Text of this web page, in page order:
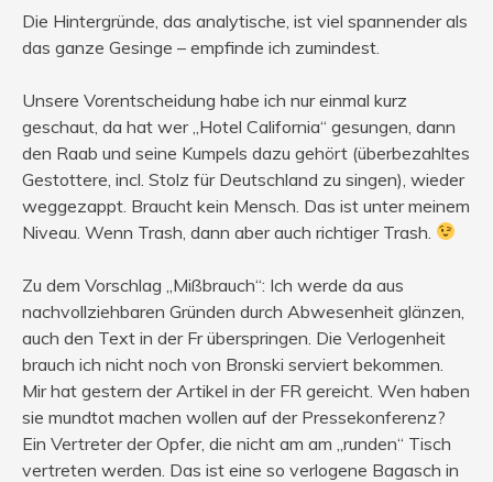
Die Hintergründe, das analytische, ist viel spannender als
das ganze Gesinge – empfinde ich zumindest.
Unsere Vorentscheidung habe ich nur einmal kurz
geschaut, da hat wer „Hotel California“ gesungen, dann
den Raab und seine Kumpels dazu gehört (überbezahltes
Gestottere, incl. Stolz für Deutschland zu singen), wieder
weggezappt. Braucht kein Mensch. Das ist unter meinem
Niveau. Wenn Trash, dann aber auch richtiger Trash.
Zu dem Vorschlag „Mißbrauch“: Ich werde da aus
nachvollziehbaren Gründen durch Abwesenheit glänzen,
auch den Text in der Fr überspringen. Die Verlogenheit
brauch ich nicht noch von Bronski serviert bekommen.
Mir hat gestern der Artikel in der FR gereicht. Wen haben
sie mundtot machen wollen auf der Pressekonferenz?
Ein Vertreter der Opfer, die nicht am am „runden“ Tisch
vertreten werden. Das ist eine so verlogene Bagasch in